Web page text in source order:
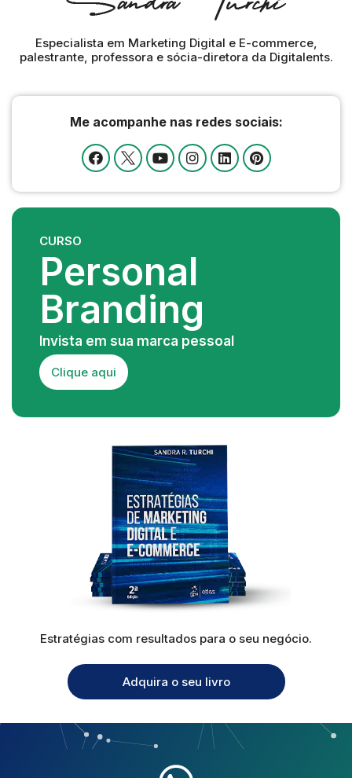
Especialista em Marketing Digital e E-commerce,
palestrante, professora e sócia-diretora da Digitalents.
Me acompanhe nas redes sociais:
CURSO
Personal
Branding
Invista em sua marca pessoal
Clique aqui
Estratégias com resultados para o seu negócio.
Adquira o seu livro